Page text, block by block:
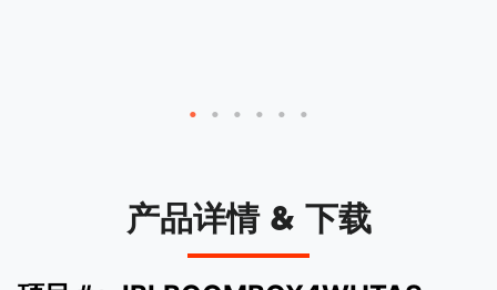
产品详情 & 下载